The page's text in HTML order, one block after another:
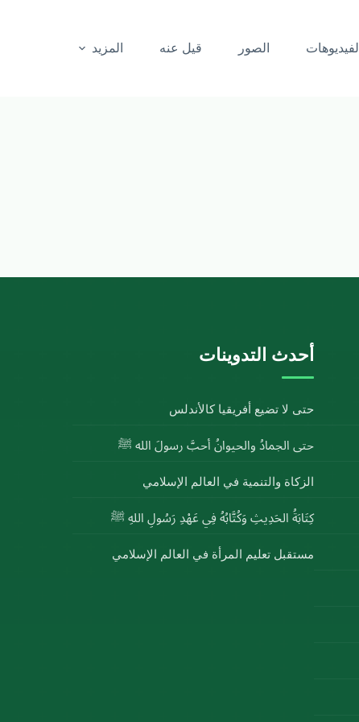
الفيديوهات الصور قيل عنه المزيد
أحدث التدوينات
حتى لا تضيع أفريقيا كالأندلس
حتى الجمادُ والحيوانُ أحبَّ رسولَ الله ﷺ
الزكاة والتنمية في العالم الإسلامي
كِتَابَةُ الحَدِيثِ وَكُتَّابُهُ فِي عَهْدِ رَسُولِ اللهِ ﷺ
مستقبل تعليم المرأة في العالم الإسلامي